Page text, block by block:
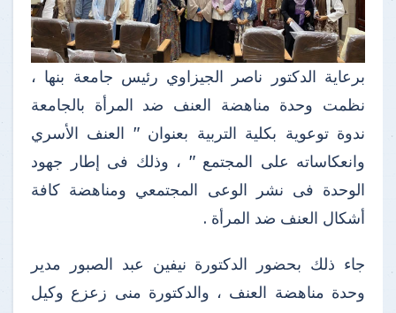
برعاية الدكتور ناصر الجيزاوي رئيس جامعة بنها ،
نظمت وحدة مناهضة العنف ضد المرأة بالجامعة
ندوة توعوية بكلية التربية بعنوان " العنف الأسري
وانعكاساته على المجتمع " ، وذلك فى إطار جهود
الوحدة فى نشر الوعى المجتمعي ومناهضة كافة
أشكال العنف ضد المرأة .
جاء ذلك بحضور الدكتورة نيفين عبد الصبور مدير
وحدة مناهضة العنف ، والدكتورة منى زعزع وكيل